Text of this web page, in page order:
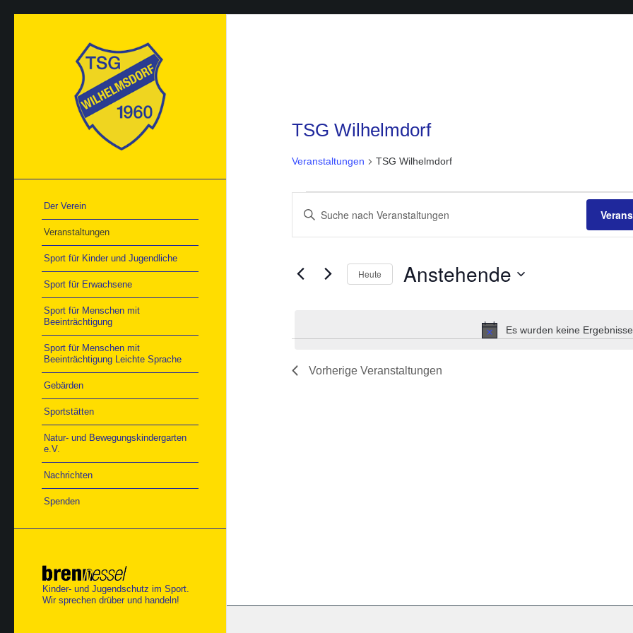
Der Verein
Veranstaltungen
Sport für Kinder und Jugendliche
Sport für Erwachsene
Sport für Menschen mit
Beeinträchtigung
Sport für Menschen mit
Beeinträchtigung Leichte Sprache
Gebärden
Sportstätten
Natur- und Bewegungskindergarten
e.V.
Nachrichten
Spenden
Kinder- und Jugendschutz im Sport.
Wir sprechen drüber und handeln!
TSG Wilhelmdorf
Veranstaltungen TSG Wilhelmdorf
Hinweis
Es wurden keine
Suche
Ansichten,
Bitte
Schlüsselwort
eingeben.
nach
Veranstaltungen
Heute Anstehende
Vorherige Veranstaltungen